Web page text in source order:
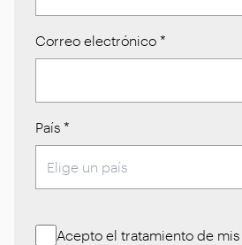
Correo electrónico *
País *
Acepto el tratamiento de mis